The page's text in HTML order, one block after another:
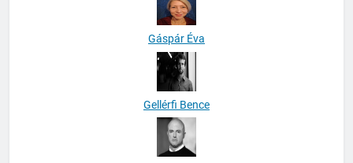
Gáspár Éva
Gellérfi Bence